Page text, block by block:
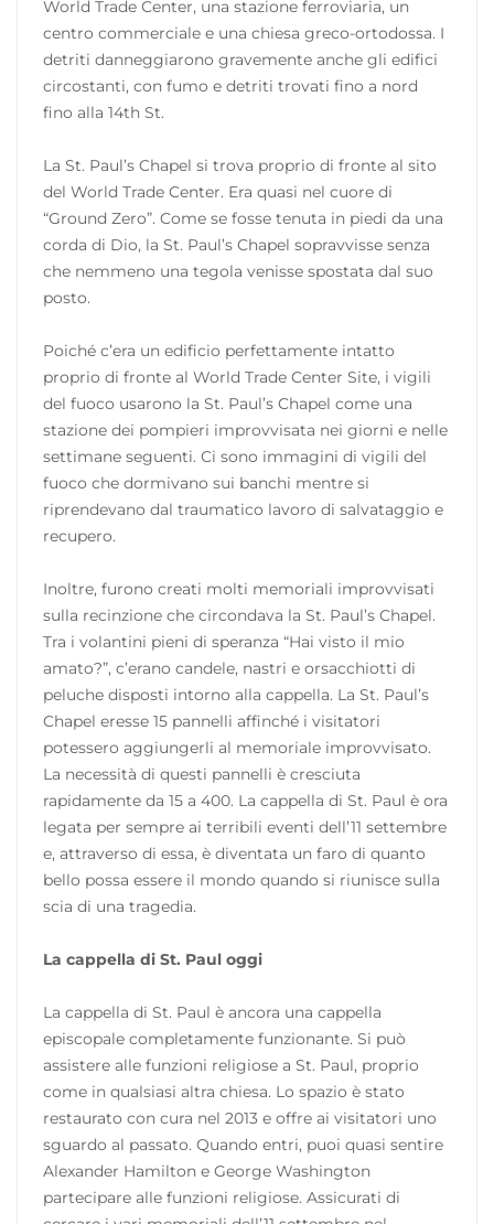
World Trade Center, una stazione ferroviaria, un
centro commerciale e una chiesa greco-ortodossa. I
detriti danneggiarono gravemente anche gli edifici
circostanti, con fumo e detriti trovati fino a nord
fino alla 14th St.
La St. Paul’s Chapel si trova proprio di fronte al sito
del World Trade Center. Era quasi nel cuore di
“Ground Zero”. Come se fosse tenuta in piedi da una
corda di Dio, la St. Paul’s Chapel sopravvisse senza
che nemmeno una tegola venisse spostata dal suo
posto.
Poiché c’era un edificio perfettamente intatto
proprio di fronte al World Trade Center Site, i vigili
del fuoco usarono la St. Paul’s Chapel come una
stazione dei pompieri improvvisata nei giorni e nelle
settimane seguenti. Ci sono immagini di vigili del
fuoco che dormivano sui banchi mentre si
riprendevano dal traumatico lavoro di salvataggio e
recupero.
Inoltre, furono creati molti memoriali improvvisati
sulla recinzione che circondava la St. Paul’s Chapel.
Tra i volantini pieni di speranza “Hai visto il mio
amato?”, c’erano candele, nastri e orsacchiotti di
peluche disposti intorno alla cappella. La St. Paul’s
Chapel eresse 15 pannelli affinché i visitatori
potessero aggiungerli al memoriale improvvisato.
La necessità di questi pannelli è cresciuta
rapidamente da 15 a 400. La cappella di St. Paul è ora
legata per sempre ai terribili eventi dell’11 settembre
e, attraverso di essa, è diventata un faro di quanto
bello possa essere il mondo quando si riunisce sulla
scia di una tragedia.
La cappella di St. Paul oggi
La cappella di St. Paul è ancora una cappella
episcopale completamente funzionante. Si può
assistere alle funzioni religiose a St. Paul, proprio
come in qualsiasi altra chiesa. Lo spazio è stato
restaurato con cura nel 2013 e offre ai visitatori uno
sguardo al passato. Quando entri, puoi quasi sentire
Alexander Hamilton e George Washington
partecipare alle funzioni religiose. Assicurati di